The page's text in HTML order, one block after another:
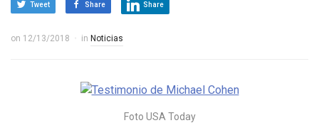
Tweet Share Share
on 12/13/2018 in Noticias
Foto USA Today